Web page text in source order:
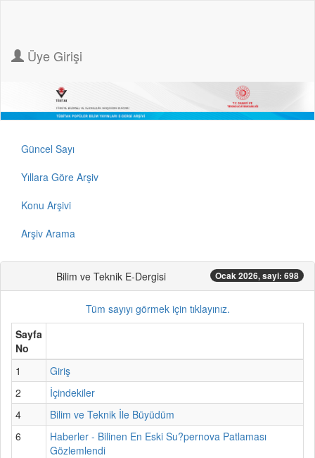
Üye Girişi
Güncel Sayı
Yıllara Göre Arşiv
Konu Arşivi
Arşiv Arama
Bilim ve Teknik E-Dergisi Ocak 2026, sayi: 698
Tüm sayıyı görmek için tıklayınız.
Sayfa
No
1
Giriş
2
İçindekiler
4
Bilim ve Teknik İle Büyüdüm
6
Haberler - Bilinen En Eski Su?pernova Patlaması
Gözlemlendi